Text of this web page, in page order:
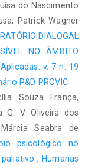
do Nascimento
Patrick Wagner
DIALOGAL
NO ÂMBITO
v. 7 n. 19
P&D PROVIC
Souza França,
G. V. Oliveira dos
Seabra de
psicológico no
paliativo, Humanas